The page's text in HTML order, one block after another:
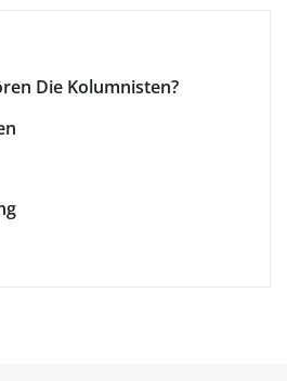
Die Kolumnisten?